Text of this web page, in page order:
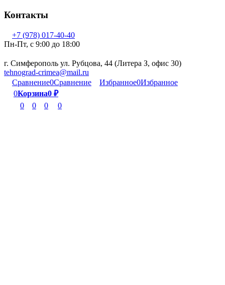
Контакты
+7 (978) 017-40-40
Пн-Пт, c 9:00 до 18:00
г. Симферополь ул. Рубцова, 44 (Литера З, офис 30)
tehnograd-crimea@mail.ru
Сравнение0Сравнение Избранное0Избранное
0Корзина0 ₽
0
0 0 0